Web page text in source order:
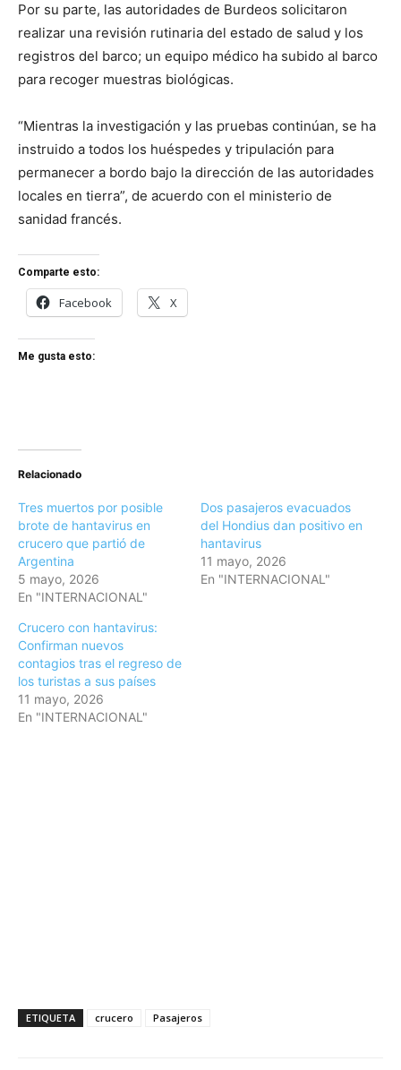
Por su parte, las autoridades de Burdeos solicitaron
realizar una revisión rutinaria del estado de salud y los
registros del barco; un equipo médico ha subido al barco
para recoger muestras biológicas.
“Mientras la investigación y las pruebas continúan, se ha
instruido a todos los huéspedes y tripulación para
permanecer a bordo bajo la dirección de las autoridades
locales en tierra”, de acuerdo con el ministerio de
sanidad francés.
Comparte esto:
Facebook X
Me gusta esto:
Relacionado
Tres muertos por posible
brote de hantavirus en
crucero que partió de
Argentina
5 mayo, 2026
En "INTERNACIONAL"
Dos pasajeros evacuados
del Hondius dan positivo en
hantavirus
11 mayo, 2026
En "INTERNACIONAL"
Crucero con hantavirus:
Confirman nuevos
contagios tras el regreso de
los turistas a sus países
11 mayo, 2026
En "INTERNACIONAL"
ETIQUETA crucero Pasajeros